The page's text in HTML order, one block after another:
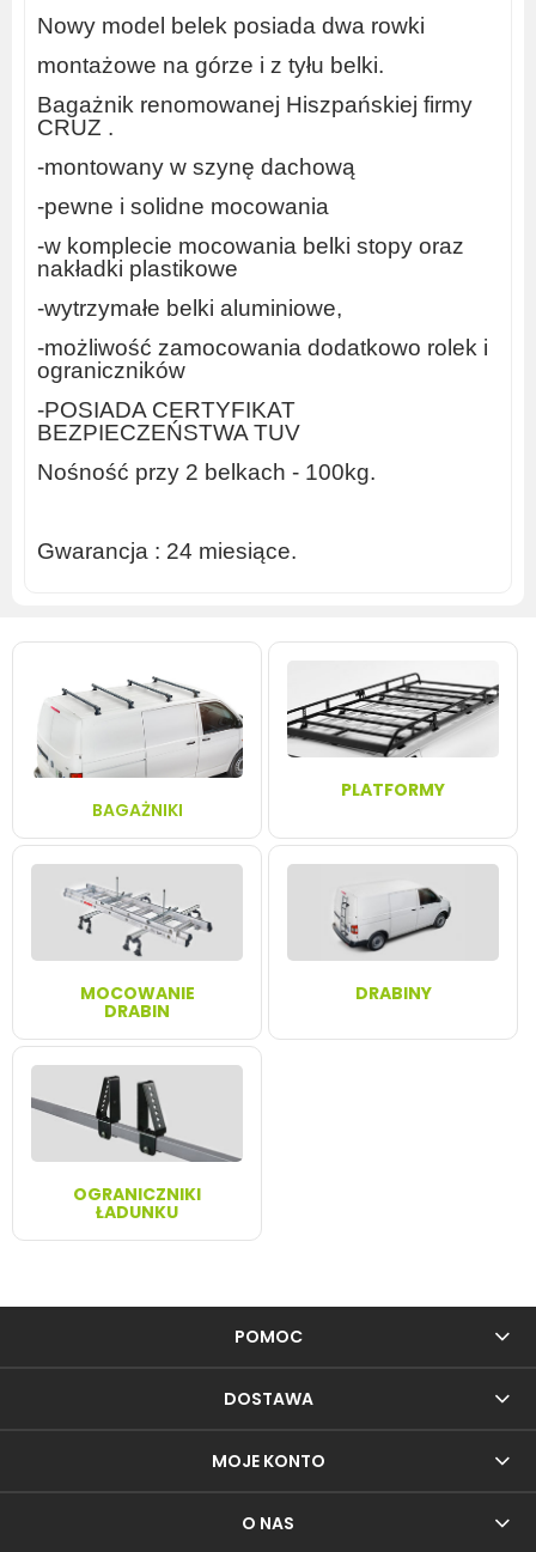
Nowy model belek posiada dwa rowki
montażowe na górze i z tyłu belki.
Bagażnik renomowanej Hiszpańskiej firmy
CRUZ .
-montowany w szynę dachową
-pewne i solidne mocowania
-w komplecie mocowania belki stopy oraz
nakładki plastikowe
-wytrzymałe belki aluminiowe,
-możliwość zamocowania dodatkowo rolek i
ograniczników
-POSIADA CERTYFIKAT
BEZPIECZEŃSTWA TUV
Nośność przy 2 belkach - 100kg.
Gwarancja : 24 miesiące.
BAGAŻNIKI
PLATFORMY
MOCOWANIE
DRABIN
DRABINY
OGRANICZNIKI
ŁADUNKU
POMOC
DOSTAWA
MOJE KONTO
O NAS